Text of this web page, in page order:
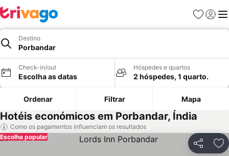
Favoritos
Iniciar
Destino
Porbandar
Check-in/out
Escolha as datas
Hóspedes e quartos
2 hóspedes, 1 quarto.
Ordenar Filtrar Mapa
Hotéis económicos em Porbandar, Índia
Como os pagamentos influenciam os resultados
Partilhar
Escolha popular